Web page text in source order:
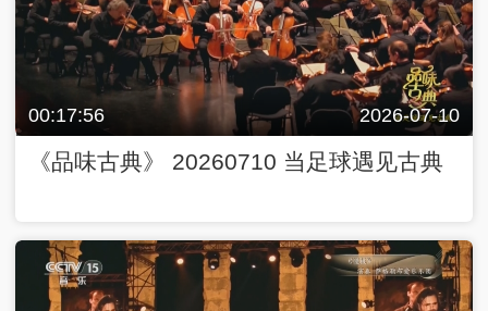
00:17:56 2026-07-10
《品味古典》 20260710 当足球遇见古典